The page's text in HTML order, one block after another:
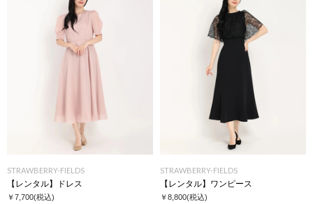
STRAWBERRY-FIELDS
【レンタル】ドレス
￥7,700(税込)
STRAWBERRY-FIELDS
【レンタル】ワンピース
￥8,800(税込)